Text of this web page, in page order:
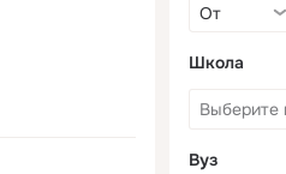
Школа
Вуз